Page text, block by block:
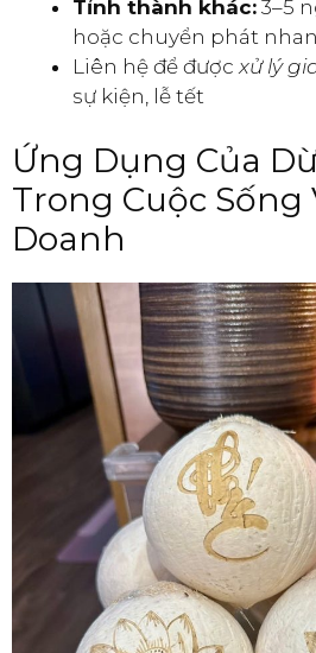
Tỉnh thành khác: 3–5
hoặc chuyển phát
Liên hệ để được xử lý
sự kiện, lễ tết
Ứng Dụng Của
Trong Cuộc Sống
Doanh